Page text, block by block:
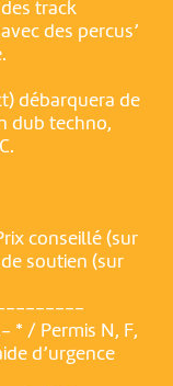
track
des percus’
débarquera de
dub techno,
conseillé (sur
soutien (sur
* / Permis N, F,
d’urgence